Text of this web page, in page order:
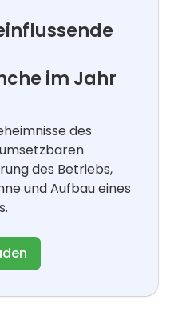
im Jahr
des
des Betriebs,
und Aufbau eines